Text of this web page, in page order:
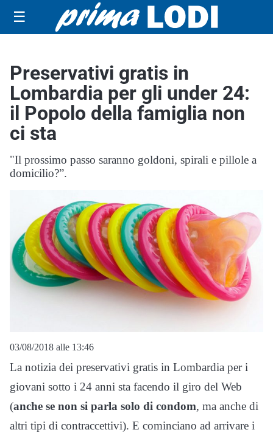
☰
Preservativi gratis in
Lombardia per gli under 24:
il Popolo della famiglia non
ci sta
"Il prossimo passo saranno goldoni, spirali e pillole a
domicilio?”.
03/08/2018 alle 13:46
La notizia dei preservativi gratis in Lombardia per i
giovani sotto i 24 anni sta facendo il giro del Web
(anche se non si parla solo di condom, ma anche di
altri tipi di contraccettivi). E cominciano ad arrivare i